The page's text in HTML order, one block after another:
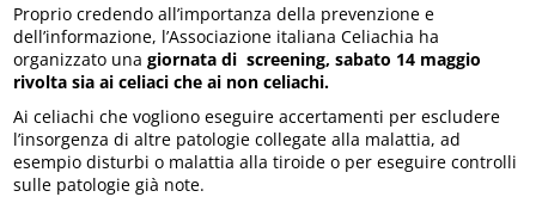
Proprio credendo all’importanza della prevenzione e
dell’informazione, l’Associazione italiana Celiachia ha
organizzato unagiornata di screening, sabato 14 maggio
rivolta sia ai celiaci che ai non celiachi.
Ai celiachi che vogliono eseguire accertamenti per escludere
l’insorgenza di altre patologie collegate alla malattia, ad
esempio disturbi o malattia alla tiroide o per eseguire controlli
sulle patologie già note.